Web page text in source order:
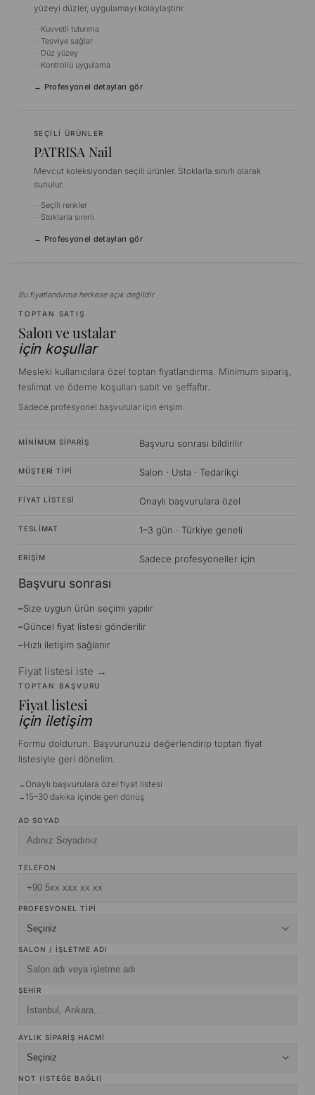
yüzeyi düzler, uygulamayı kolaylaştırır.
Kuvvetli tutunma
Tesviye sağlar
Düz yüzey
Kontrollü uygulama
→ Profesyonel detayları gör
SEÇILI ÜRÜNLER
PATRISA Nail
Mevcut koleksiyondan seçili ürünler. Stoklarla sınırlı olarak
sunulur.
Seçili renkler
Stoklarla sınırlı
→ Profesyonel detayları gör
Bu fiyatlandırma herkese açık değildir
TOPTAN SATIŞ
Salon ve ustalar
için koşullar
Mesleki kullanıcılara özel toptan fiyatlandırma. Minimum sipariş,
teslimat ve ödeme koşulları sabit ve şeffaftır.
Sadece profesyonel başvurular için erişim.
MINIMUM SIPARIŞ Başvuru sonrası bildirilir
MÜŞTERI TIPI Salon · Usta · Tedarikçi
FIYAT LISTESI Onaylı başvurulara özel
TESLIMAT 1–3 gün · Türkiye geneli
ERIŞIM Sadece profesyoneller için
Başvuru sonrası
Size uygun ürün seçimi yapılır
Güncel fiyat listesi gönderilir
Hızlı iletişim sağlanır
Fiyat listesi iste →
TOPTAN BAŞVURU
Fiyat listesi
için iletişim
Formu doldurun. Başvurunuzu değerlendirip toptan fiyat
listesiyle geri dönelim.
Onaylı başvurulara özel fiyat listesi
15–30 dakika içinde geri dönüş
AD SOYAD
TELEFON
PROFESYONEL TIPI
SALON / İŞLETME ADI
ŞEHIR
AYLIK SIPARIŞ HACMI
NOT (ISTEĞE BAĞLI)